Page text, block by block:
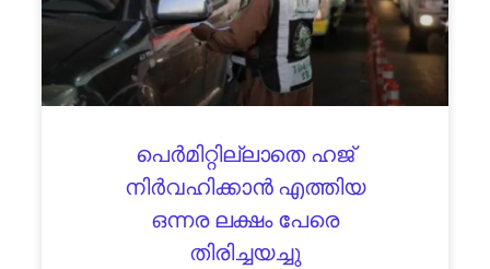
പെര്‍മിറ്റില്ലാതെ ഹജ്
നിര്‍വഹിക്കാന്‍ എത്തിയ
ഒന്നര ലക്ഷം പേരെ
തിരിച്ചയച്ചു